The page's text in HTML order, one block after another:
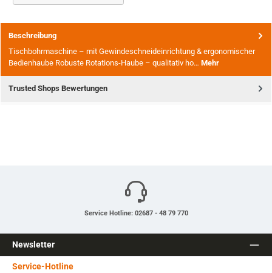
Beschreibung
Tischbohrmaschine – mit Gewindeschneideinrichtung & ergonomischer
Bedienhaube Robuste Rotations-Haube – qualitativ ho… Mehr
Trusted Shops Bewertungen
Service Hotline: 02687 - 48 79 770
Newsletter
Service-Hotline